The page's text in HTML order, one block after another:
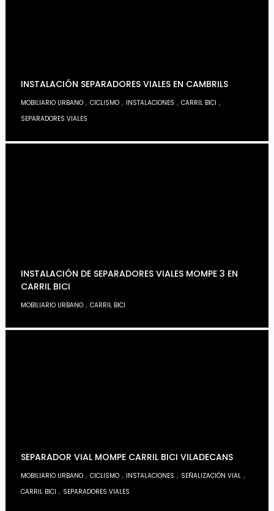
INSTALACIÓN SEPARADORES VIALES EN CAMBRILS
MOBILIARIO URBANO ,CICLISMO , INSTALACIONES ,CARRIL BICI ,
SEPARADORES VIALES
INSTALACIÓN DE SEPARADORES VIALES MOMPE 3 EN
CARRIL BICI
MOBILIARIO URBANO ,CARRIL BICI
SEPARADOR VIAL MOMPE CARRIL BICI VILADECANS
MOBILIARIO URBANO ,CICLISMO , INSTALACIONES , SEÑALIZACIÓN VIAL ,
CARRIL BICI , SEPARADORES VIALES